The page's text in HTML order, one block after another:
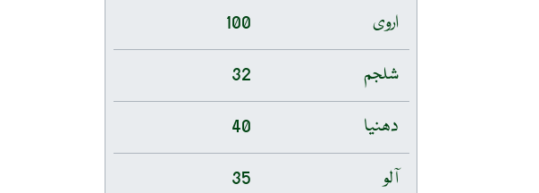
اروی
100
شلجم
32
دھنیا
40
آلو
35